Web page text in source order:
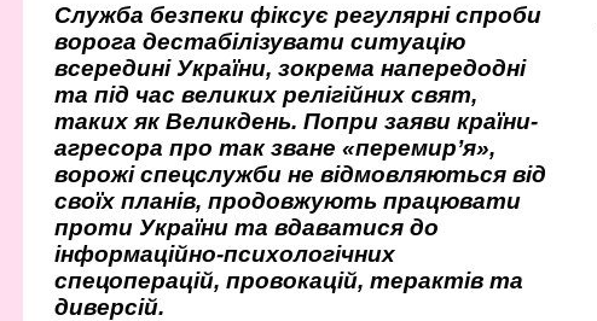
Служба безпеки фіксує регулярні спроби
ворога дестабілізувати ситуацію
всередині України, зокрема напередодні
та під час великих релігійних свят,
таких як Великдень. Попри заяви країни-
агресора про так зване «перемир’я»,
ворожі спецслужби не відмовляються від
своїх планів, продовжують працювати
проти України та вдаватися до
інформаційно-психологічних
спецоперацій, провокацій, терактів та
диверсій.